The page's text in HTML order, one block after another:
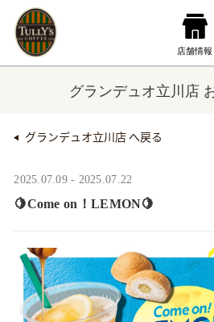
グランデュオ立川店
グランデュオ立川店 へ戻る
2025.07.09 - 2025.07.22
🍋Come on！LEMON🍋